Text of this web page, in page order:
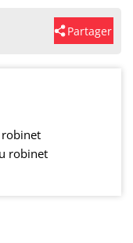
Partager
robinet
robinet